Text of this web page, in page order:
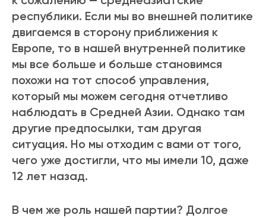
республики. Если мы во внешней политике
двигаемся в сторону приближения к
Европе, то в нашей внутренней политике
мы все больше и больше становимся
похожи на тот способ управления,
который мы можем сегодня отчетливо
наблюдать в Средней Азии. Однако там
другие предпосылки, там другая
ситуация. Но мы отходим с вами от того,
чего уже достигли, что мы имели 10, даже
12 лет назад.
В чем же роль нашей партии? Долгое